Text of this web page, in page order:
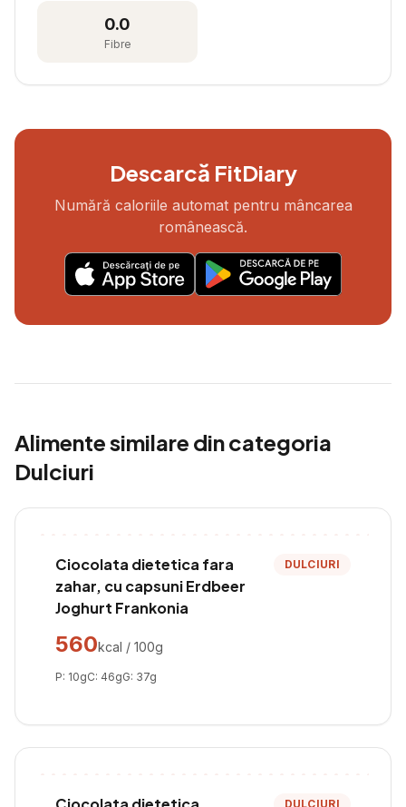
0.0
Fibre
Descarcă FitDiary
Numără caloriile automat pentru mâncarea
românească.
Alimente similare din categoria
Dulciuri
Ciocolata dietetica fara
zahar, cu capsuni Erdbeer
Joghurt Frankonia
DULCIURI
560kcal / 100g
P: 10gC: 46gG: 37g
DULCIURI